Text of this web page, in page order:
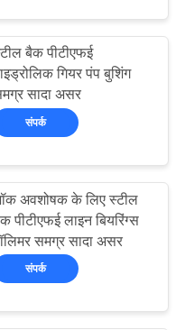
10
झाड़ी
बैक पीटीएफई
गियर पंप बुशिंग
सादा असर
संपर्क
अवशोषक के लिए स्टील
पीटीएफई लाइन बियरिंग्स
समग्र सादा असर
संपर्क